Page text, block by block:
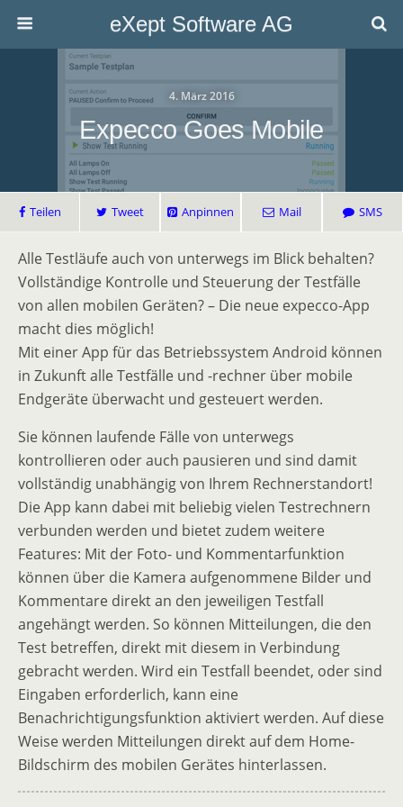
eXept Software AG
4. März 2016
Expecco Goes Mobile
Teilen Tweet Anpinnen Mail SMS
Alle Testläufe auch von unterwegs im Blick behalten?
Vollständige Kontrolle und Steuerung der Testfälle
von allen mobilen Geräten? – Die neue expecco-App
macht dies möglich!
Mit einer App für das Betriebssystem Android können
in Zukunft alle Testfälle und -rechner über mobile
Endgeräte überwacht und gesteuert werden.
Sie können laufende Fälle von unterwegs
kontrollieren oder auch pausieren und sind damit
vollständig unabhängig von Ihrem Rechnerstandort!
Die App kann dabei mit beliebig vielen Testrechnern
verbunden werden und bietet zudem weitere
Features: Mit der Foto- und Kommentarfunktion
können über die Kamera aufgenommene Bilder und
Kommentare direkt an den jeweiligen Testfall
angehängt werden. So können Mitteilungen, die den
Test betreffen, direkt mit diesem in Verbindung
gebracht werden. Wird ein Testfall beendet, oder sind
Eingaben erforderlich, kann eine
Benachrichtigungsfunktion aktiviert werden. Auf diese
Weise werden Mitteilungen direkt auf dem Home-
Bildschirm des mobilen Gerätes hinterlassen.